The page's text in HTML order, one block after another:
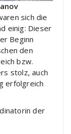
sich die
einig: Dieser
Beginn
den
bzw.
stolz, auch
erfolgreich
der